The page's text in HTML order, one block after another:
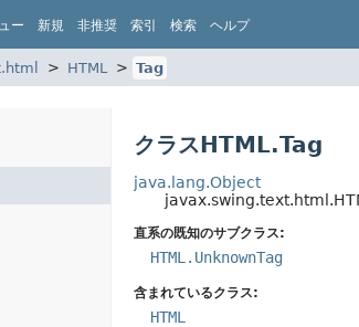
ー 新規 非推奨 索引 検索 ヘルプ
HTML
Tag
クラスHTML.Tag
java.lang.Object
直系の既知のサブクラス:
HTML.UnknownTag
含まれているクラス:
HTML